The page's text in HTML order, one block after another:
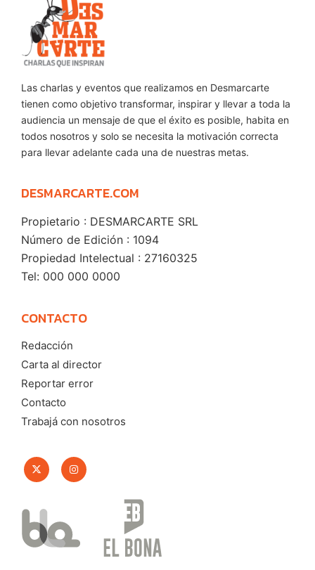
Las charlas y eventos que realizamos en Desmarcarte
tienen como objetivo transformar, inspirar y llevar a toda la
audiencia un mensaje de que el éxito es posible, habita en
todos nosotros y solo se necesita la motivación correcta
para llevar adelante cada una de nuestras metas.
DESMARCARTE.COM
Propietario : DESMARCARTE SRL
Número de Edición : 1094
Propiedad Intelectual : 27160325
Tel: 000 000 0000
CONTACTO
Redacción
Carta al director
Reportar error
Contacto
Trabajá con nosotros